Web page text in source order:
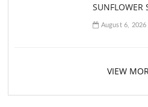
SUNFLOWER
August 6, 2026
VIEW